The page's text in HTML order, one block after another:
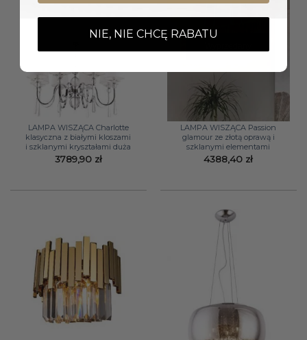
LAMPA WISZĄCA Charlotte
klasyczna z białymi kloszami
i szklanymi kryształami duża
3789,90 zł
LAMPA WISZĄCA Passion
glamour ze złotą oprawą i
szklanymi elementami
4388,40 zł
NIE, NIE CHCĘ RABATU